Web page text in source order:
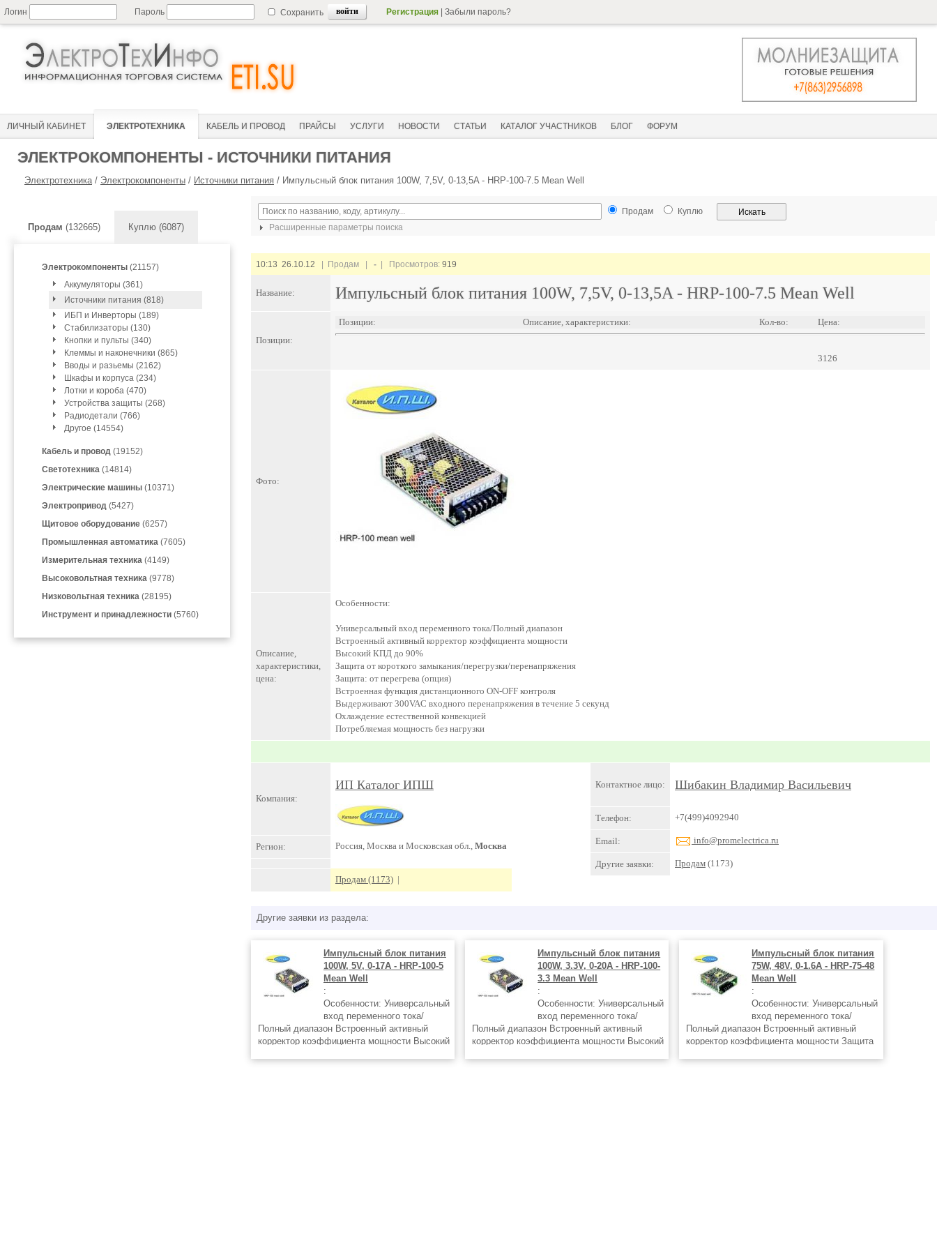
Логин Пароль Сохранить Регистрация Забыли пароль?
ЛИЧНЫЙ КАБИНЕТ ЭЛЕКТРОТЕХНИКА КАБЕЛЬ И ПРОВОД ПРАЙСЫ УСЛУГИ НОВОСТИ СТАТЬИ КАТАЛОГ УЧАСТНИКОВ БЛОГ ФОРУМ
ЭЛЕКТРОКОМПОНЕНТЫ - ИСТОЧНИКИ ПИТАНИЯ
Электротехника/ Электрокомпоненты / Источники питания / Импульсный блок питания 100W, 7,5V, 0-13,5A - HRP-100-7.5 Mean Well
Продам (132665) Куплю (6087)
Электрокомпоненты (21157)
Аккумуляторы (361)
Источники питания (818)
ИБП и Инверторы (189)
Стабилизаторы (130)
Кнопки и пульты (340)
Клеммы и наконечники (865)
Вводы и разьемы (2162)
Шкафы и корпуса (234)
Лотки и короба (470)
Устройства защиты (268)
Радиодетали (766)
Другое (14554)
Кабель и провод (19152)
Светотехника (14814)
Электрические машины (10371)
Электропривод (5427)
Щитовое оборудование (6257)
Промышленная автоматика (7605)
Измерительная техника (4149)
Высоковольтная техника (9778)
Низковольтная техника (28195)
Инструмент и принадлежности (5760)
Продам
Куплю
Расширенные параметры поиска
10:13 26.10.12 | Продам | - | Просмотров: 919
Название: Импульсный блок питания 100W, 7,5V, 0-13,5A - HRP-100-7.5 Mean Well
Позиции:
Позиции: Описание, характеристики: Кол-во: Цена:
3126
Фото:
Описание,
характеристики,
цена:
Особенности:
Универсальный вход переменного тока/Полный диапазон
Встроенный активный корректор коэффициента мощности
Высокий КПД до 90%
Защита от короткого замыкания/перегрузки/перенапряжения
Защита: от перегрева (опция)
Встроенная функция дистанционного ON-OFF контроля
Выдерживают 300VAC входного перенапряжения в течение 5 секунд
Охлаждение естественной конвекцией
Потребляемая мощность без нагрузки
Компания:
ИП Каталог ИПШ
Регион: Россия, Москва и Московская обл., Москва
Продам (1173) |
Контактное лицо: Шибакин Владимир Васильевич
Телефон: +7(499)4092940
Email: info@promelectrica.ru
Другие заявки: Продам (1173)
Другие заявки из раздела:
Импульсный блок питания
100W, 5V, 0-17A - HRP-100-5
Mean Well
:
Особенности: Универсальный
вход переменного тока/
Полный диапазон Встроенный активный
корректор коэффициента мощности Высокий
Импульсный блок питания
100W, 3.3V, 0-20A - HRP-100-
3.3 Mean Well
:
Особенности: Универсальный
вход переменного тока/
Полный диапазон Встроенный активный
корректор коэффициента мощности Высокий
Импульсный блок питания
75W, 48V, 0-1.6A - HRP-75-48
Mean Well
:
Особенности: Универсальный
вход переменного тока/
Полный диапазон Встроенный активный
корректор коэффициента мощности Защита